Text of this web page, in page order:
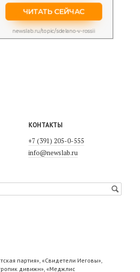
КОНТАКТЫ
+7 (391) 205-0-555
info@newslab.ru
партия», «Свидетели Иеговы»,
дивижн», «Меджлис